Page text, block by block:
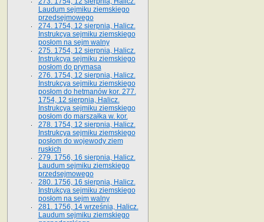
Laudum sejmiku ziemskiego
przedsejmowego
274. 1754, 12 sierpnia, Halicz.
Instrukcya sejmiku ziemskiego
posłom na sejm walny
275. 1754, 12 sierpnia, Halicz.
Instrukcya sejmiku ziemskiego
posłom do prymasa
276. 1754, 12 sierpnia, Halicz.
Instrukcya sejmiku ziemskiego
posłom do hetmanów kor. 277.
1754, 12 sierpnia, Halicz.
Instrukcya sejmiku ziemskiego
posłom do marszałka w. kor.
278. 1754, 12 sierpnia, Halicz.
Instrukcya sejmiku ziemskiego
posłom do wojewody ziem
ruskich
279. 1756, 16 sierpnia, Halicz.
Laudum sejmiku ziemskiego
przedsejmowego
280. 1756, 16 sierpnia, Halicz.
Instrukcya sejmiku ziemskiego
posłom na sejm walny
281. 1756, 14 września, Halicz.
Laudum sejmiku ziemskiego